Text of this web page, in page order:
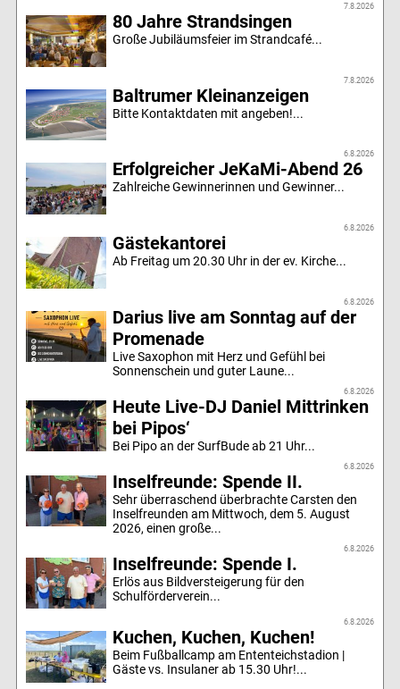
7.8.2026
80 Jahre Strandsingen
Große Jubiläumsfeier im Strandcafé...
7.8.2026
Baltrumer Kleinanzeigen
Bitte Kontaktdaten mit angeben!...
6.8.2026
Erfolgreicher JeKaMi-Abend 26
Zahlreiche Gewinnerinnen und Gewinner...
6.8.2026
Gästekantorei
Ab Freitag um 20.30 Uhr in der ev. Kirche...
6.8.2026
Darius live am Sonntag auf der
Promenade
Live Saxophon mit Herz und Gefühl bei
Sonnenschein und guter Laune...
6.8.2026
Heute Live-DJ Daniel Mittrinken
bei Pipos‘
Bei Pipo an der SurfBude ab 21 Uhr...
6.8.2026
Inselfreunde: Spende II.
Sehr überraschend überbrachte Carsten den
Inselfreunden am Mittwoch, dem 5. August
2026, einen große...
6.8.2026
Inselfreunde: Spende I.
Erlös aus Bildversteigerung für den
Schulförderverein...
6.8.2026
Kuchen, Kuchen, Kuchen!
Beim Fußballcamp am Ententeichstadion |
Gäste vs. Insulaner ab 15.30 Uhr!...